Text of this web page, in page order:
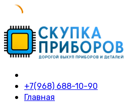
Skip
to
content
+7(968) 688-10-90
Главная